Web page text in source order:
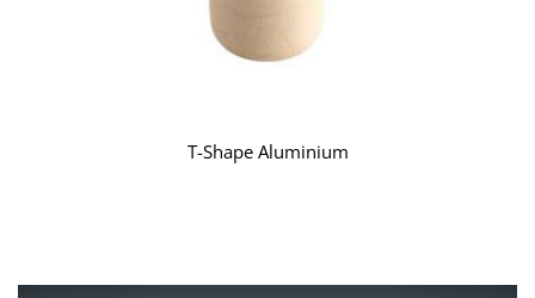
T-Shape Aluminium